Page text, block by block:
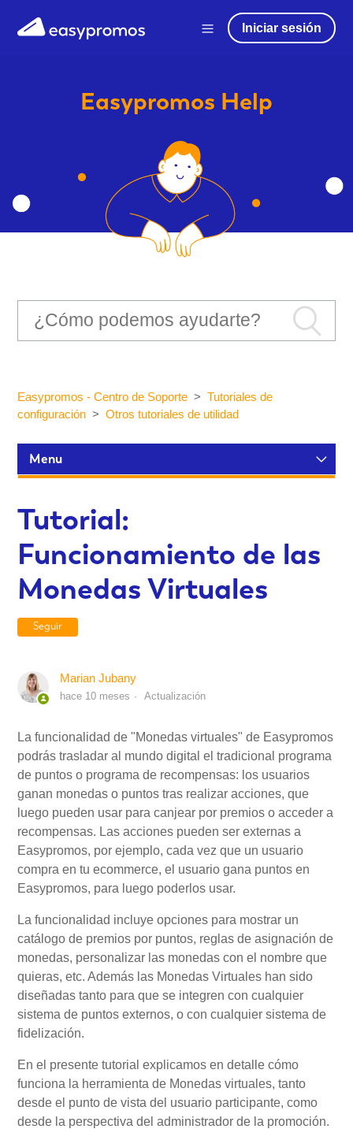
Iniciar sesión
Easypromos Help
Easypromos - Centro de Soporte
Tutoriales de
configuración
Otros tutoriales de utilidad
Menu
Participantes y estadísticas
Personalización y Diseño
Integraciones
Mi Cuenta
Videotutoriales
Preguntas Frecuentes
Actualizaciones
Tutorial:
Funcionamiento de las
Monedas Virtuales
Seguir
Marian Jubany
hace 10 meses Actualización
La funcionalidad de "Monedas virtuales" de Easypromos
podrás trasladar al mundo digital el tradicional programa
de puntos o programa de recompensas: los usuarios
ganan monedas o puntos tras realizar acciones, que
luego pueden usar para canjear por premios o acceder a
recompensas. Las acciones pueden ser externas a
Easypromos, por ejemplo, cada vez que un usuario
compra en tu ecommerce, el usuario gana puntos en
Easypromos, para luego poderlos usar.
La funcionalidad incluye opciones para mostrar un
catálogo de premios por puntos, reglas de asignación de
monedas, personalizar las monedas con el nombre que
quieras, etc. Además las Monedas Virtuales han sido
diseñadas tanto para que se integren con cualquier
sistema de puntos externos, o con cualquier sistema de
fidelización.
En el presente tutorial explicamos en detalle cómo
funciona la herramienta de Monedas virtuales, tanto
desde el punto de vista del usuario participante, como
desde la perspectiva del administrador de la promoción.